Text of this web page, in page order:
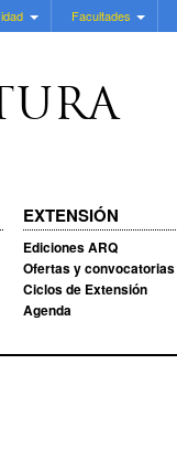
Facultades
EXTENSIÓN
Ediciones ARQ
Ofertas y convocatorias
Ciclos de Extensión
Agenda